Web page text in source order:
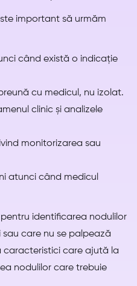
important să urmăm
când există o indicație
cu medicul, nu izolat.
clinic și analizele
monitorizarea sau
atunci când medicul
identificarea nodulilor
sau care nu se palpează
caracteristici care ajută la
nodulilor care trebuie